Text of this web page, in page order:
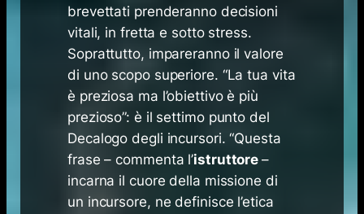
brevettati prenderanno decisioni
vitali, in fretta e sotto stress.
Soprattutto, impareranno il valore
di uno scopo superiore. “La tua vita
è preziosa ma l’obiettivo è più
prezioso”: è il settimo punto del
Decalogo degli incursori. “Questa
frase – commenta l’istruttore–
incarna il cuore della missione di
un incursore, ne definisce l’etica